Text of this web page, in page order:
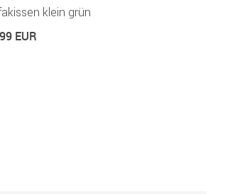
klein grün
EUR